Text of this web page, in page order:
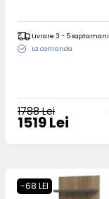
Livrare 3 - 5 saptamani
La comanda
1788 Lei
1519 Lei
-68 LEI